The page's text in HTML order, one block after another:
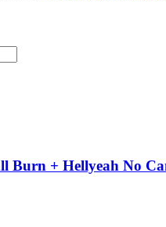
Burn + Hellyeah No